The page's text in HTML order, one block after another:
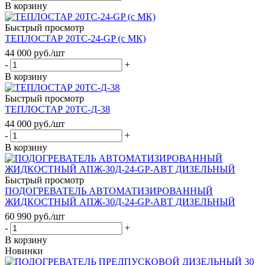
В корзину
Быстрый просмотр
ТЕПЛОСТАР 20ТС-24-GP (с МК)
44 000 руб./шт
-
+
В корзину
Быстрый просмотр
ТЕПЛОСТАР 20ТС-Д-38
44 000 руб./шт
-
+
В корзину
Быстрый просмотр
ПОДОГРЕВАТЕЛЬ АВТОМАТИЗИРОВАННЫЙ
ЖИДКОСТНЫЙ АПЖ-30Д-24-GP-АВТ ДИЗЕЛЬНЫЙ
60 990 руб./шт
-
+
В корзину
Новинки